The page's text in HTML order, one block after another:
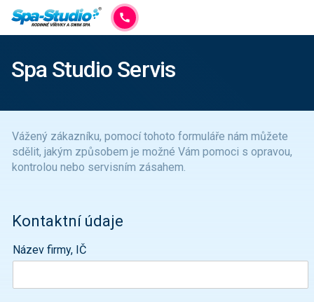
Spa Studio Servis
Vážený zákazníku, pomocí tohoto formuláře nám můžete
sdělit, jakým způsobem je možné Vám pomoci s opravou,
kontrolou nebo servisním zásahem.
Kontaktní údaje
Název firmy, IČ